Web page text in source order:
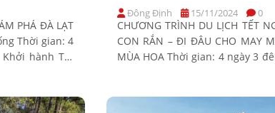
PHÁ ĐÀ LẠT
Thời gian: 4
hành Tết
Đông Định 15/11/2024 0
CHƯƠNG TRÌNH DU LỊCH TẾT
CON RẮN – ĐI ĐÂU CHO MAY
MÙA HOA Thời gian: 4 ngày 3